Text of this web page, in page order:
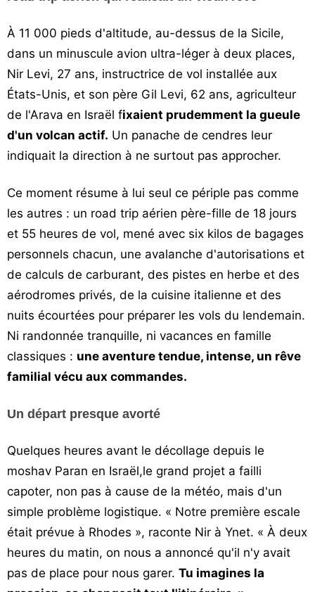
chroniques
Les
bonnes
adresses
À 11 000 pieds d'altitude, au-dessus de la Sicile,
dans un minuscule avion ultra-léger à deux places,
Nir Levi, 27 ans, instructrice de vol installée aux
États-Unis, et son père Gil Levi, 62 ans, agriculteur
de l'Arava en Israël fixaient prudemment la gueule
d'un volcan actif. Un panache de cendres leur
indiquait la direction à ne surtout pas approcher.
Ce moment résume à lui seul ce périple pas comme
les autres : un road trip aérien père-fille de 18 jours
et 55 heures de vol, mené avec six kilos de bagages
personnels chacun, une avalanche d'autorisations et
de calculs de carburant, des pistes en herbe et des
aérodromes privés, de la cuisine italienne et des
nuits écourtées pour préparer les vols du lendemain.
Ni randonnée tranquille, ni vacances en famille
classiques : une aventure tendue, intense, un rêve
familial vécu aux commandes.
Un départ presque avorté
Quelques heures avant le décollage depuis le
moshav Paran en Israël,le grand projet a failli
capoter, non pas à cause de la météo, mais d'un
simple problème logistique. « Notre première escale
était prévue à Rhodes », raconte Nir à Ynet. « À deux
heures du matin, on nous a annoncé qu'il n'y avait
pas de place pour nous garer. Tu imagines la